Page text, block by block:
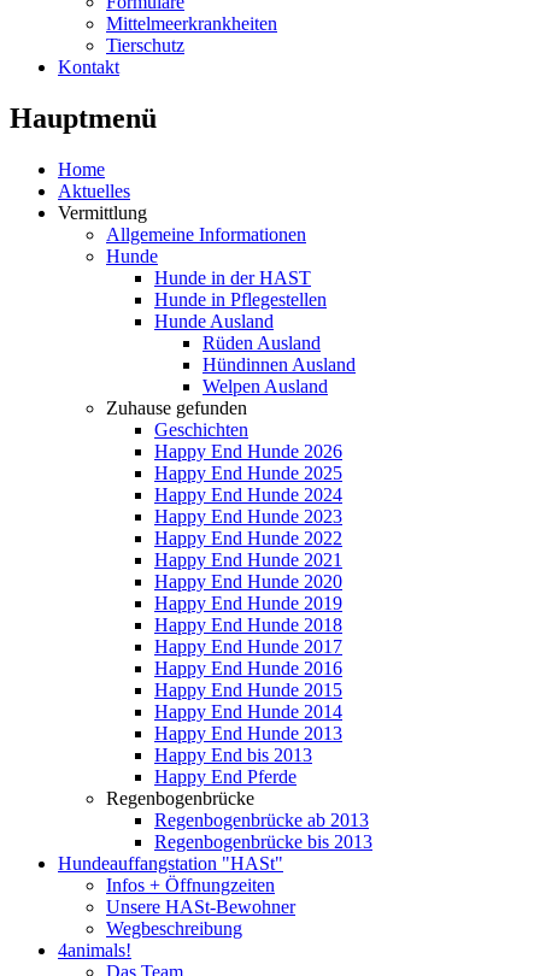
Mittelmeerkrankheiten
Tierschutz
Kontakt
Hauptmenü
Home
Aktuelles
Vermittlung
Allgemeine Informationen
Hunde
Hunde in der HAST
Hunde in Pflegestellen
Hunde Ausland
Rüden Ausland
Hündinnen Ausland
Welpen Ausland
Zuhause gefunden
Geschichten
Happy End Hunde 2026
Happy End Hunde 2025
Happy End Hunde 2024
Happy End Hunde 2023
Happy End Hunde 2022
Happy End Hunde 2021
Happy End Hunde 2020
Happy End Hunde 2019
Happy End Hunde 2018
Happy End Hunde 2017
Happy End Hunde 2016
Happy End Hunde 2015
Happy End Hunde 2014
Happy End Hunde 2013
Happy End bis 2013
Happy End Pferde
Regenbogenbrücke
Regenbogenbrücke ab 2013
Regenbogenbrücke bis 2013
Hundeauffangstation "HASt"
Infos + Öffnungzeiten
Unsere HASt-Bewohner
Wegbeschreibung
4animals!
Das Team